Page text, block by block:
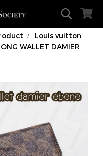
Louis vuitton
WALLET DAMIER